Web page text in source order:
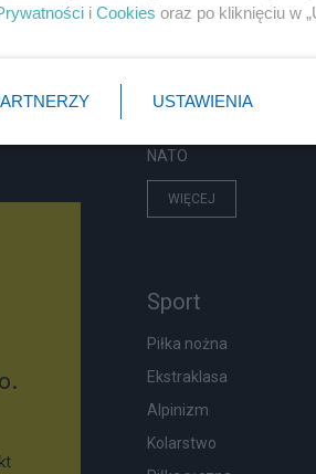
Rosja
NATO
WIĘCEJ
Sport
Piłka nożna
Ekstraklasa
Alpinizm
Kolarstwo
i Cookies oraz po kliknięciu w
USTAWIENIA